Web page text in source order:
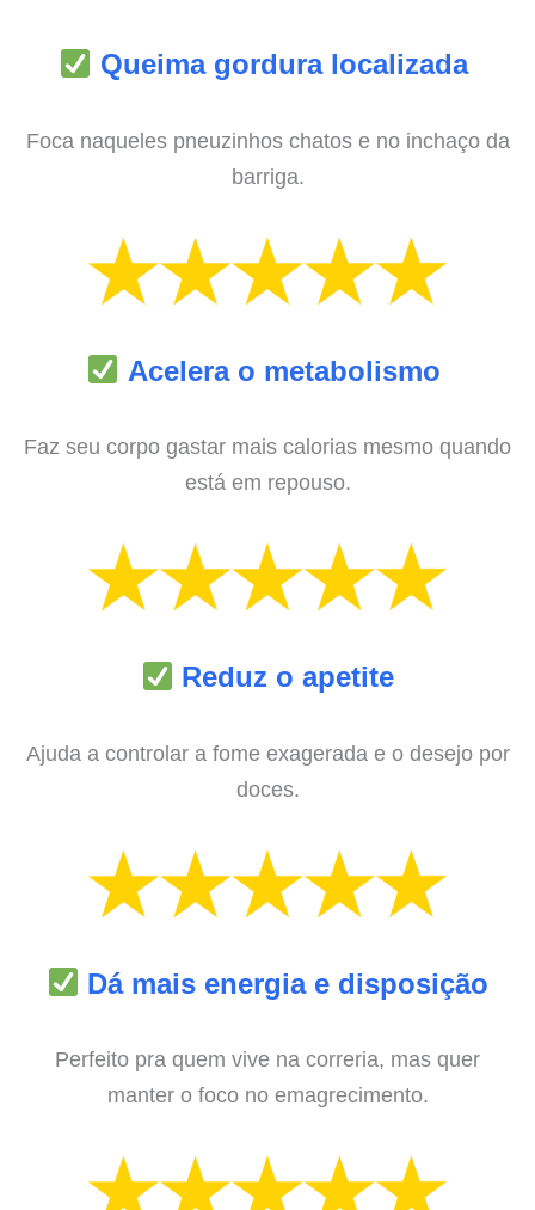
Queima gordura localizada
Foca naqueles pneuzinhos chatos e no inchaço da
barriga.
Acelera o metabolismo
Faz seu corpo gastar mais calorias mesmo quando
está em repouso.
Reduz o apetite
Ajuda a controlar a fome exagerada e o desejo por
doces.
Dá mais energia e disposição
Perfeito pra quem vive na correria, mas quer
manter o foco no emagrecimento.